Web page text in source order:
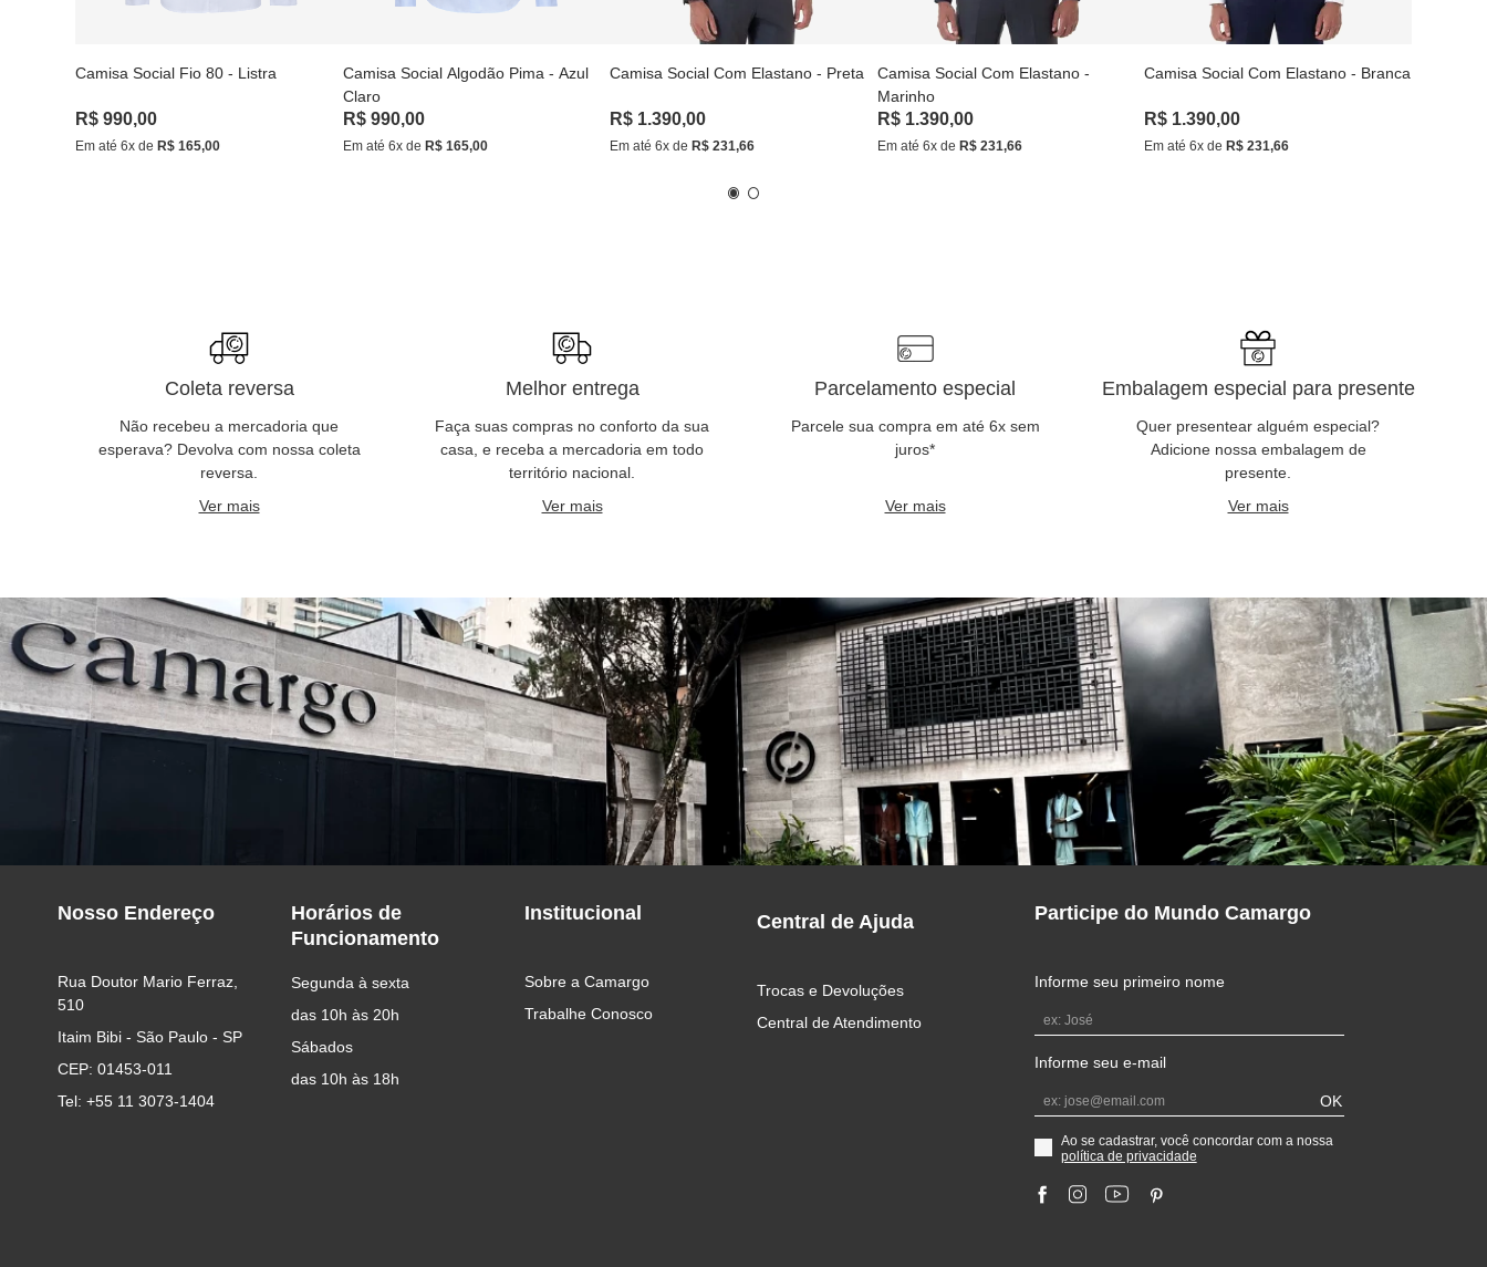
Camisa Social Fio 80 - Listra
R$ 990,00
Em até 6x de R$ 165,00
Camisa Social Algodão Pima - Azul
Claro
R$ 990,00
Em até 6x de R$ 165,00
Camisa Social Com Elastano - Preta
R$ 1.390,00
Em até6x deR$ 231,66
Camisa Social Com Elastano -
Marinho
R$ 1.390,00
Em até 6x de R$ 231,66
Camisa Social Com Elastano - Branca
R$ 1.390,00
Em até6x deR$ 231,66
Coleta reversa
Não recebeu a mercadoria que
esperava? Devolva com nossa coleta
reversa.
Ver mais
Melhor entrega
Faça suas compras no conforto da sua
casa, e receba a mercadoria em todo
território nacional.
Ver mais
Parcelamento especial
Parcele sua compra em até 6x sem
juros*
Ver mais
Embalagem especial para presente
Quer presentear alguém especial?
Adicione nossa embalagem de
presente.
Ver mais
Nosso Endereço
Rua Doutor Mario Ferraz,
510
Itaim Bibi - São Paulo - SP
CEP: 01453-011
Tel: +55 11 3073-1404
Horários de
Funcionamento
Segunda à sexta
das 10h às 20h
Sábados
das 10h às 18h
Institucional
Sobre a Camargo
Trabalhe Conosco
Central de Ajuda
Trocas e Devoluções
Central de Atendimento
Participe do Mundo Camargo
Informe seu primeiro nome
Informe seu e-mail
OK
Ao se cadastrar, você concordar com a nossa
política de privacidade